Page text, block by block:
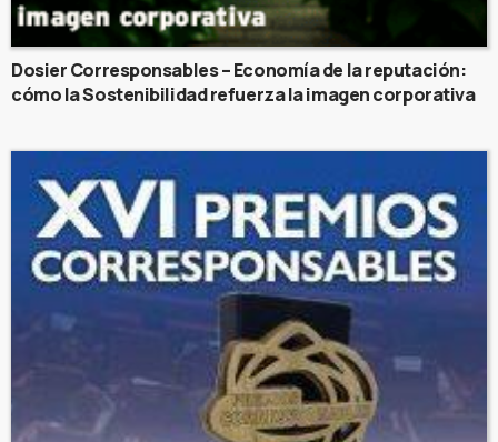
Dosier Corresponsables – Economía de la reputación:
cómo la Sostenibilidad refuerza la imagen corporativa